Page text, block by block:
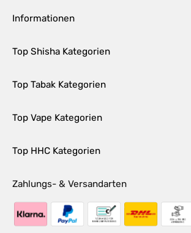
Informationen
Top Shisha Kategorien
Top Tabak Kategorien
Top Vape Kategorien
Top HHC Kategorien
Zahlungs- & Versandarten